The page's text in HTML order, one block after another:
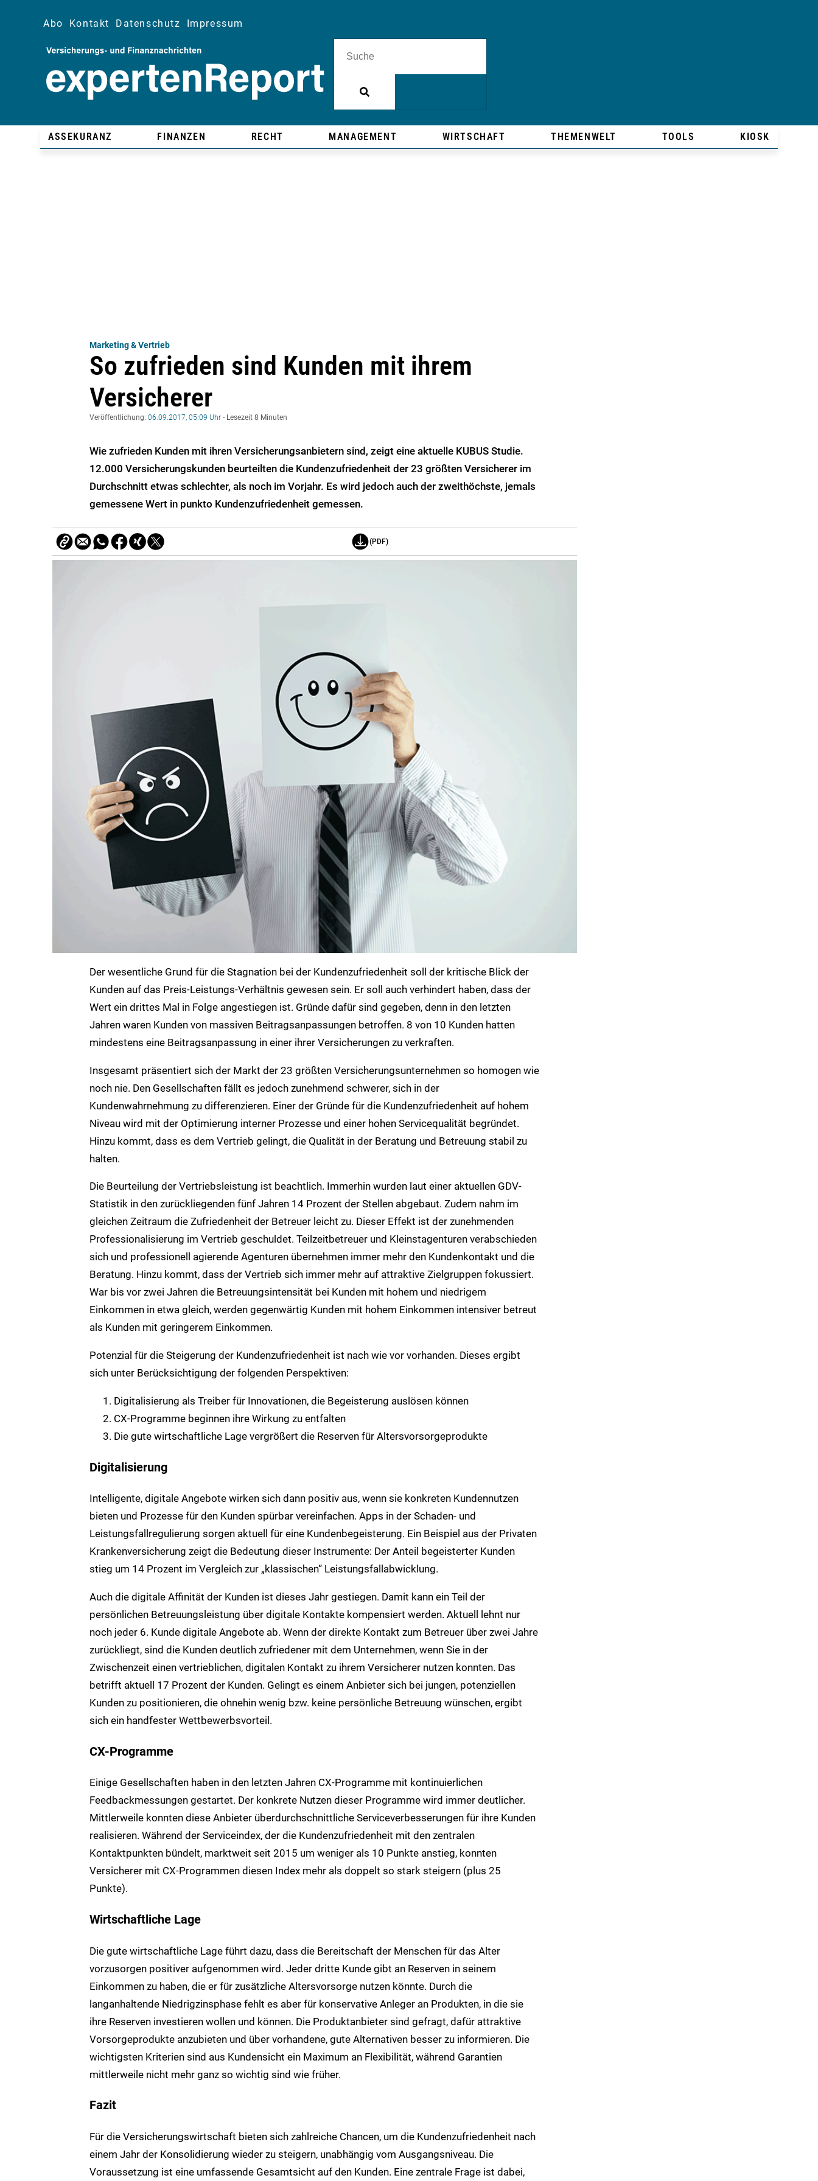
Abo Kontakt Datenschutz Impressum
ASSEKURANZ FINANZEN RECHT MANAGEMENT WIRTSCHAFT THEMENWELT TOOLS KIOSK
Marketing & Vertrieb
So zufrieden sind Kunden mit ihrem
Versicherer
Veröffentlichung: 06.09.2017, 05:09 Uhr - Lesezeit 8 Minuten
Wie zufrieden Kunden mit ihren Versicherungsanbietern sind, zeigt eine aktuelle KUBUS Studie.
12.000 Versicherungskunden beurteilten die Kundenzufriedenheit der 23 größten Versicherer im
Durchschnitt etwas schlechter, als noch im Vorjahr. Es wird jedoch auch der zweithöchste, jemals
gemessene Wert in punkto Kundenzufriedenheit gemessen.
(PDF)
Der wesentliche Grund für die Stagnation bei der Kundenzufriedenheit soll der kritische Blick der
Kunden auf das Preis-Leistungs-Verhältnis gewesen sein. Er soll auch verhindert haben, dass der
Wert ein drittes Mal in Folge angestiegen ist. Gründe dafür sind gegeben, denn in den letzten
Jahren waren Kunden von massiven Beitragsanpassungen betroffen. 8 von 10 Kunden hatten
mindestens eine Beitragsanpassung in einer ihrer Versicherungen zu verkraften.
Insgesamt präsentiert sich der Markt der 23 größten Versicherungsunternehmen so homogen wie
noch nie. Den Gesellschaften fällt es jedoch zunehmend schwerer, sich in der
Kundenwahrnehmung zu differenzieren. Einer der Gründe für die Kundenzufriedenheit auf hohem
Niveau wird mit der Optimierung interner Prozesse und einer hohen Servicequalität begründet.
Hinzu kommt, dass es dem Vertrieb gelingt, die Qualität in der Beratung und Betreuung stabil zu
halten.
Die Beurteilung der Vertriebsleistung ist beachtlich. Immerhin wurden laut einer aktuellen GDV-
Statistik in den zurückliegenden fünf Jahren 14 Prozent der Stellen abgebaut. Zudem nahm im
gleichen Zeitraum die Zufriedenheit der Betreuer leicht zu. Dieser Effekt ist der zunehmenden
Professionalisierung im Vertrieb geschuldet. Teilzeitbetreuer und Kleinstagenturen verabschieden
sich und professionell agierende Agenturen übernehmen immer mehr den Kundenkontakt und die
Beratung. Hinzu kommt, dass der Vertrieb sich immer mehr auf attraktive Zielgruppen fokussiert.
War bis vor zwei Jahren die Betreuungsintensität bei Kunden mit hohem und niedrigem
Einkommen in etwa gleich, werden gegenwärtig Kunden mit hohem Einkommen intensiver betreut
als Kunden mit geringerem Einkommen.
Potenzial für die Steigerung der Kundenzufriedenheit ist nach wie vor vorhanden. Dieses ergibt
sich unter Berücksichtigung der folgenden Perspektiven:
Digitalisierung als Treiber für Innovationen, die Begeisterung auslösen können
CX-Programme beginnen ihre Wirkung zu entfalten
Die gute wirtschaftliche Lage vergrößert die Reserven für Altersvorsorgeprodukte
Digitalisierung
Intelligente, digitale Angebote wirken sich dann positiv aus, wenn sie konkreten Kundennutzen
bieten und Prozesse für den Kunden spürbar vereinfachen. Apps in der Schaden- und
Leistungsfallregulierung sorgen aktuell für eine Kundenbegeisterung. Ein Beispiel aus der Privaten
Krankenversicherung zeigt die Bedeutung dieser Instrumente: Der Anteil begeisterter Kunden
stieg um 14 Prozent im Vergleich zur „klassischen“ Leistungsfallabwicklung.
Auch die digitale Affinität der Kunden ist dieses Jahr gestiegen. Damit kann ein Teil der
persönlichen Betreuungsleistung über digitale Kontakte kompensiert werden. Aktuell lehnt nur
noch jeder 6. Kunde digitale Angebote ab. Wenn der direkte Kontakt zum Betreuer über zwei Jahre
zurückliegt, sind die Kunden deutlich zufriedener mit dem Unternehmen, wenn Sie in der
Zwischenzeit einen vertrieblichen, digitalen Kontakt zu ihrem Versicherer nutzen konnten. Das
betrifft aktuell 17 Prozent der Kunden. Gelingt es einem Anbieter sich bei jungen, potenziellen
Kunden zu positionieren, die ohnehin wenig bzw. keine persönliche Betreuung wünschen, ergibt
sich ein handfester Wettbewerbsvorteil.
CX-Programme
Einige Gesellschaften haben in den letzten Jahren CX-Programme mit kontinuierlichen
Feedbackmessungen gestartet. Der konkrete Nutzen dieser Programme wird immer deutlicher.
Mittlerweile konnten diese Anbieter überdurchschnittliche Serviceverbesserungen für ihre Kunden
realisieren. Während der Serviceindex, der die Kundenzufriedenheit mit den zentralen
Kontaktpunkten bündelt, marktweit seit 2015 um weniger als 10 Punkte anstieg, konnten
Versicherer mit CX-Programmen diesen Index mehr als doppelt so stark steigern (plus 25
Punkte).
Wirtschaftliche Lage
Die gute wirtschaftliche Lage führt dazu, dass die Bereitschaft der Menschen für das Alter
vorzusorgen positiver aufgenommen wird. Jeder dritte Kunde gibt an Reserven in seinem
Einkommen zu haben, die er für zusätzliche Altersvorsorge nutzen könnte. Durch die
langanhaltende Niedrigzinsphase fehlt es aber für konservative Anleger an Produkten, in die sie
ihre Reserven investieren wollen und können. Die Produktanbieter sind gefragt, dafür attraktive
Vorsorgeprodukte anzubieten und über vorhandene, gute Alternativen besser zu informieren. Die
wichtigsten Kriterien sind aus Kundensicht ein Maximum an Flexibilität, während Garantien
mittlerweile nicht mehr ganz so wichtig sind wie früher.
Fazit
Für die Versicherungswirtschaft bieten sich zahlreiche Chancen, um die Kundenzufriedenheit nach
einem Jahr der Konsolidierung wieder zu steigern, unabhängig vom Ausgangsniveau. Die
Voraussetzung ist eine umfassende Gesamtsicht auf den Kunden. Eine zentrale Frage ist dabei,